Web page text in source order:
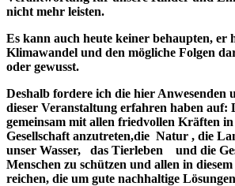
nicht mehr leisten.
Es kann auch heute keiner behaupten, er
Klimawandel und den mögliche Folgen
oder gewusst.
Deshalb fordere ich die hier Anwesenden
dieser Veranstaltung erfahren haben auf:
gemeinsam mit allen friedvollen Kräften
Gesellschaft anzutreten,die Natur , die
unser Wasser, das Tierleben
und die
Menschen zu schützen und allen in
reichen, die um gute nachhaltige